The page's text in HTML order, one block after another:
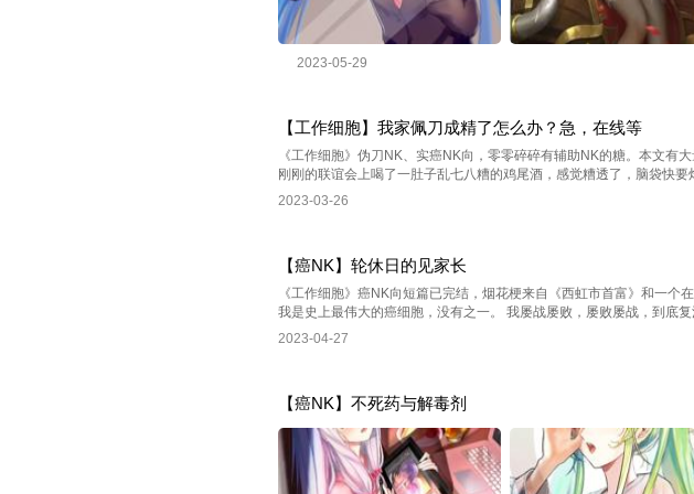
2023-05-29
【工作细胞】我家佩刀成精了怎么办？急，在线等
《工作细胞》伪刀NK、实癌NK向，零零碎碎有辅助NK的糖。本文
刚刚的联谊会上喝了一肚子乱七八糟的鸡尾酒，感觉糟透了，脑袋快
2023-03-26
【癌NK】轮休日的见家长
《工作细胞》癌NK向短篇已完结，烟花梗来自《西虹市首富》和一个
我是史上最伟大的癌细胞，没有之一。 我屡战屡败，屡败屡战，到底
2023-04-27
【癌NK】不死药与解毒剂